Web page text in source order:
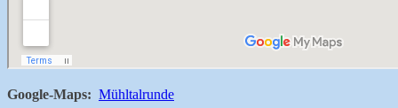
Google-Maps: Mühltalrunde